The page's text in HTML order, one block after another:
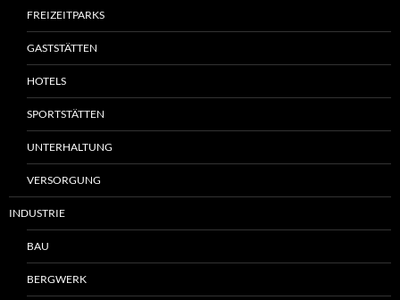
FREIZEITPARKS
GASTSTÄTTEN
HOTELS
SPORTSTÄTTEN
UNTERHALTUNG
VERSORGUNG
INDUSTRIE
BAU
BERGWERK